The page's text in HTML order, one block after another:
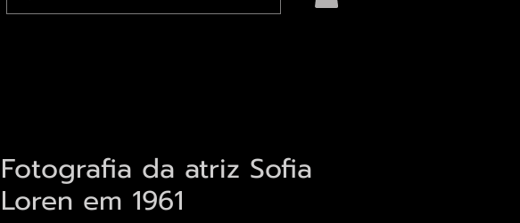
Fotografia da atriz Sofia
Loren em 1961